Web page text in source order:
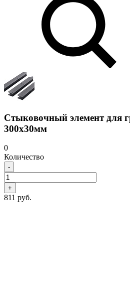
Стыковочный элемент для
300х30мм
0
Количество
-
+
811 руб.